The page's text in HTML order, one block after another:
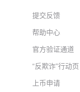
提交反馈
帮助中心
官方验证通道
“反欺诈”行动页
上币申请